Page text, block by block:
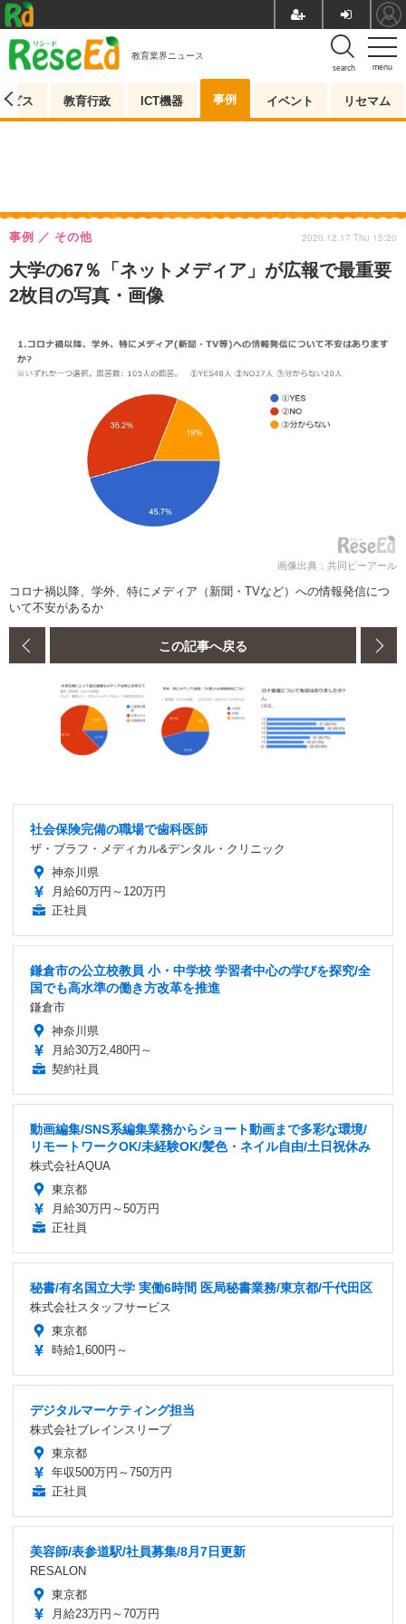
menu
search
教育業界ニュース
ビス 教育行政 ICT機器 事例 イベント リセマム
大学の67％「ネットメディア」が広報で最重要
2枚目の写真・画像
事例 その他 2020.12.17 Thu 15:20
画像出典：共同ピーアール
コロナ禍以降、学外、特にメディア（新聞・TVなど）への情報発信につ
いて不安があるか
この記事へ戻る
社会保険完備の職場で歯科医師
ザ・ブラフ・メディカル&デンタル・クリニック
神奈川県
月給60万円～120万円
正社員
鎌倉市の公立校教員 小・中学校 学習者中心の学びを探究/全
国でも高水準の働き方改革を推進
鎌倉市
神奈川県
月給30万2,480円～
契約社員
動画編集/SNS系編集業務からショート動画まで多彩な環境/
リモートワークOK/未経験OK/髪色・ネイル自由/土日祝休み
株式会社AQUA
東京都
月給30万円～50万円
正社員
秘書/有名国立大学 実働6時間 医局秘書業務/東京都/千代田区
株式会社スタッフサービス
東京都
時給1,600円～
デジタルマーケティング担当
株式会社ブレインスリープ
東京都
年収500万円～750万円
正社員
美容師/表参道駅/社員募集/8月7日更新
RESALON
東京都
月給23万円～70万円